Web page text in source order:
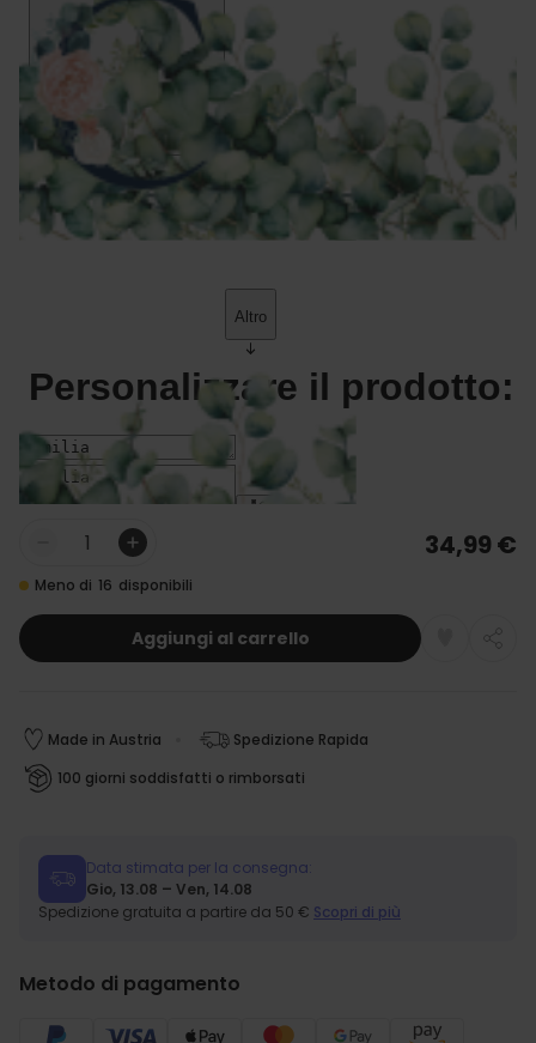
Quantità
Meno di 16 disponibili
34,99 €
Aggiungi al carrello
Made in Austria
Spedizione Rapida
100 giorni soddisfatti o rimborsati
Data stimata per la consegna:
Gio, 13.08 – Ven, 14.08
Spedizione gratuita a partire da 50 € Scopri di più
Metodo di pagamento